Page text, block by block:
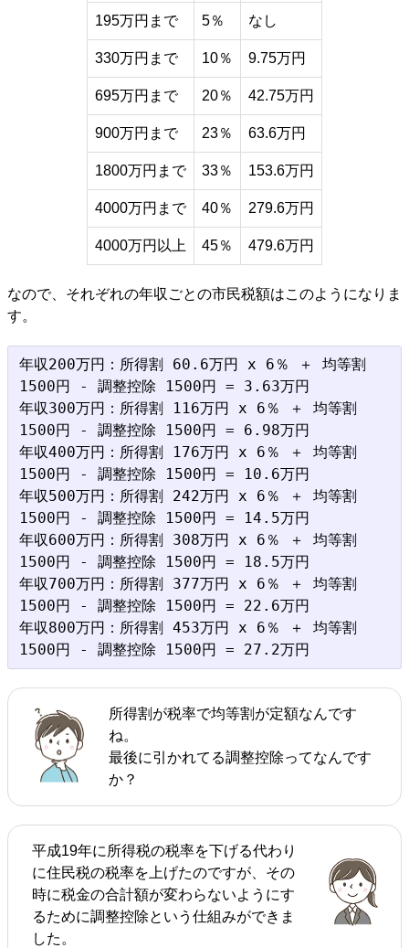
195万円まで 5％ なし
330万円まで 10％ 9.75万円
695万円まで 20％ 42.75万円
900万円まで 23％ 63.6万円
1800万円まで 33％ 153.6万円
4000万円まで 40％ 279.6万円
4000万円以上 45％ 479.6万円
なので、それぞれの年収ごとの市民税額はこのようになりま
す。
年収200万円：所得割 60.6万円 x 6％ ＋ 均等割
1500円 - 調整控除 1500円 = 3.63万円
年収300万円：所得割 116万円 x 6％ ＋ 均等割
1500円 - 調整控除 1500円 = 6.98万円
年収400万円：所得割 176万円 x 6％ ＋ 均等割
1500円 - 調整控除 1500円 = 10.6万円
年収500万円：所得割 242万円 x 6％ ＋ 均等割
1500円 - 調整控除 1500円 = 14.5万円
年収600万円：所得割 308万円 x 6％ ＋ 均等割
1500円 - 調整控除 1500円 = 18.5万円
年収700万円：所得割 377万円 x 6％ ＋ 均等割
1500円 - 調整控除 1500円 = 22.6万円
年収800万円：所得割 453万円 x 6％ ＋ 均等割
所得割が税率で均等割が定額なんです
ね。
最後に引かれてる調整控除ってなんです
か？
平成19年に所得税の税率を下げる代わり
に住民税の税率を上げたのですが、その
時に税金の合計額が変わらないようにす
るために調整控除という仕組みができま
した。